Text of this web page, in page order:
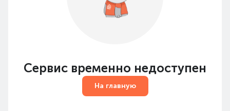
Сервис временно недоступен
На главную